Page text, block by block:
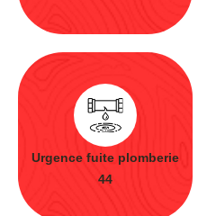
Urgence fuite plomberie
44